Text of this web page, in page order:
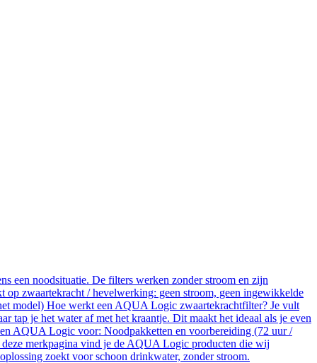
een noodsituatie. De filters werken zonder stroom en zijn
zwaartekracht / hevelwerking: geen stroom, geen ingewikkelde
model) Hoe werkt een AQUA Logic zwaartekrachtfilter? Je vult
tap je het water af met het kraantje. Dit maakt het ideaal als je even
AQUA Logic voor: Noodpakketten en voorbereiding (72 uur /
merkpagina vind je de AQUA Logic producten die wij
zoekt voor schoon drinkwater, zonder stroom.